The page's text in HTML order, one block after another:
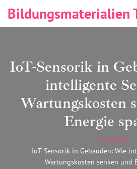
IoT-Sensorik in
intelligente
Wartungskosten
Energie
Startseite
IoT-Sensorik in Gebäuden: Wie
Wartungskosten senken und